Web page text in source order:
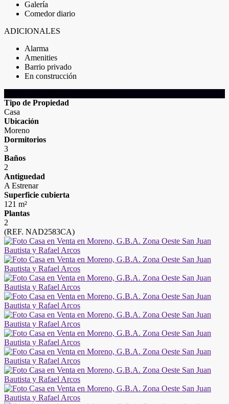
Galería
Comedor diario
ADICIONALES
Alarma
Amenities
Barrio privado
En construcción
Tipo de Propiedad
Casa
Ubicación
Moreno
Dormitorios
3
Baños
2
Antiguedad
A Estrenar
Superficie cubierta
121 m²
Plantas
2
(REF. NAD2583CA)